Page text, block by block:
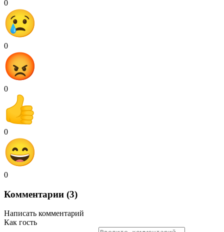
0
0
0
0
0
Комментарии (3)
Написать комментарий
Как гость